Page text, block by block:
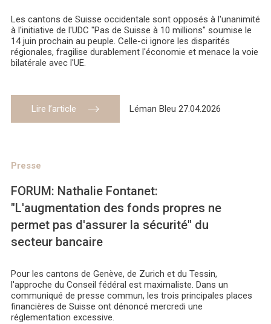
Les cantons de Suisse occidentale sont opposés à l'unanimité
à l'initiative de l'UDC "Pas de Suisse à 10 millions" soumise le
14 juin prochain au peuple. Celle-ci ignore les disparités
régionales, fragilise durablement l'économie et menace la voie
bilatérale avec l'UE.
Lire l’article Léman Bleu 27.04.2026
Presse
FORUM: Nathalie Fontanet:
"L'augmentation des fonds propres ne
permet pas d'assurer la sécurité" du
secteur bancaire
Pour les cantons de Genève, de Zurich et du Tessin,
l'approche du Conseil fédéral est maximaliste. Dans un
communiqué de presse commun, les trois principales places
financières de Suisse ont dénoncé mercredi une
réglementation excessive.